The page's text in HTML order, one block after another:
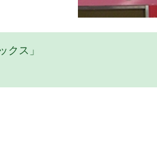
ス」